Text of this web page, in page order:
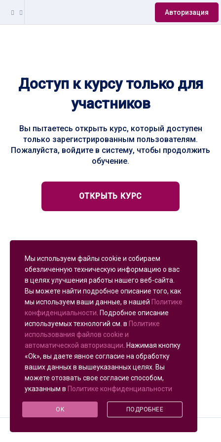
Авторизация
Доступ к курсу только для
участников
Вы пытаетесь открыть курс, который доступен
только зарегистрированным пользователям.
Пожалуйста, войдите в систему, чтобы продолжить
обучение.
ОТКРЫТЬ КУРС
Мы используем файлы cookie и собираем
обезличенную техническую информацию о вас
в целях улучшения работы нашего веб-сайта.
Вы можете найти подробное описание того, как
мы используем ваши данные, в нашей Политике
конфиденциальности . Подробное описание
используемых технологий см. в Политике
использования файлов cookie и
автоматической авторизации . Нажимая кнопку
«Ok», вы даете явное согласие на обработку
ваших данных в вышеуказанных целях. Вы
можете отозвать свое согласие способом,
указанным в Политике конфиденциальности
OK ПОДРОБНЕЕ